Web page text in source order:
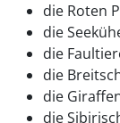
die Roten
die
die
die
die
die